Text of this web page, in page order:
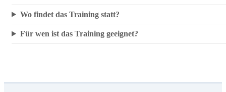
Wo findet das Training statt?
Für wen ist das Training geeignet?